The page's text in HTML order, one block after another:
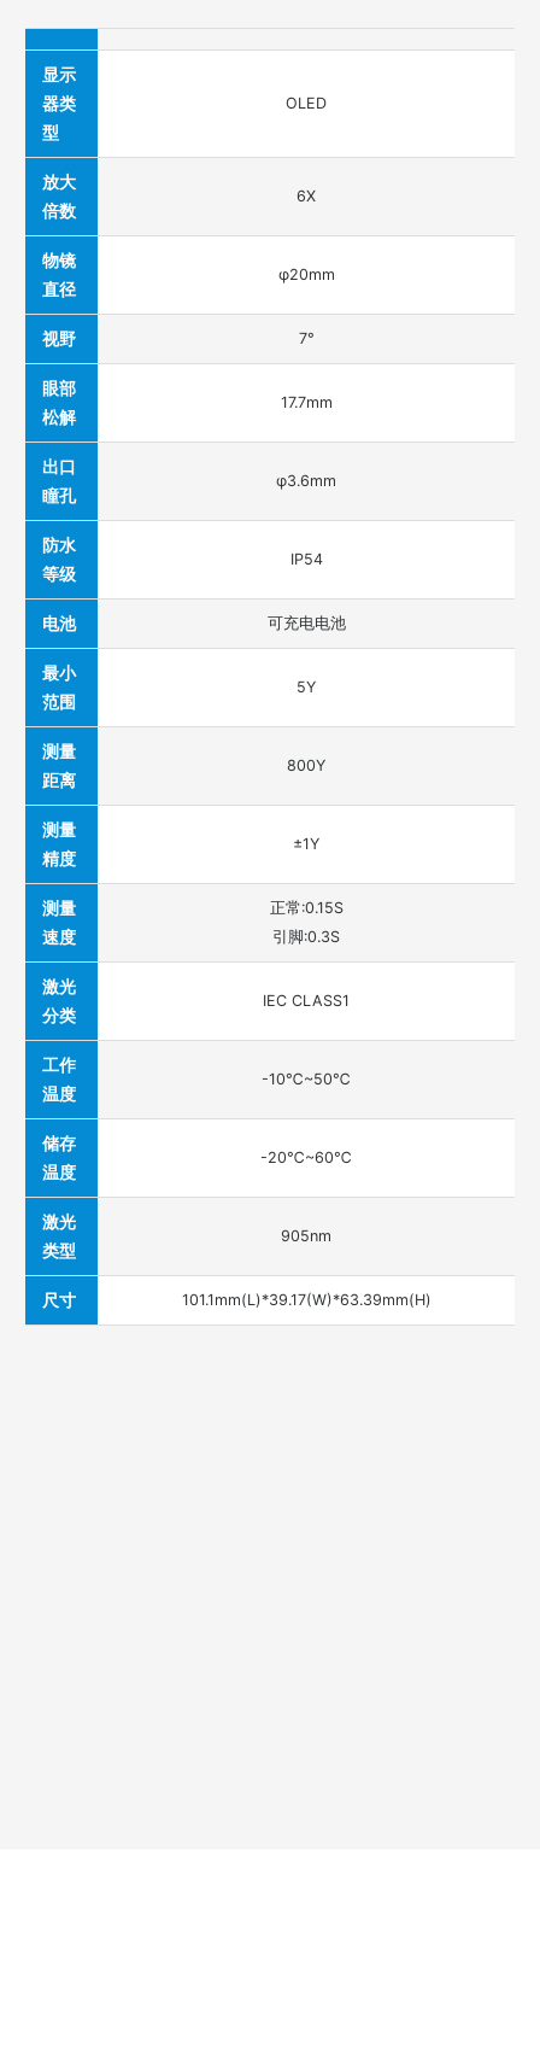
显示
器类
型
OLED
放大
倍数
6X
物镜
直径
φ20mm
视野 7°
眼部
松解
17.7mm
出口
瞳孔
φ3.6mm
防水
等级
IP54
电池 可充电电池
最小
范围
5Y
测量
距离
800Y
测量
精度
±1Y
测量
速度
正常:0.15S
引脚:0.3S
激光
分类
IEC CLASS1
工作
温度
-10℃~50℃
储存
温度
-20℃~60℃
激光
类型
905nm
尺寸 101.1mm(L)*39.17(W)*63.39mm(H)